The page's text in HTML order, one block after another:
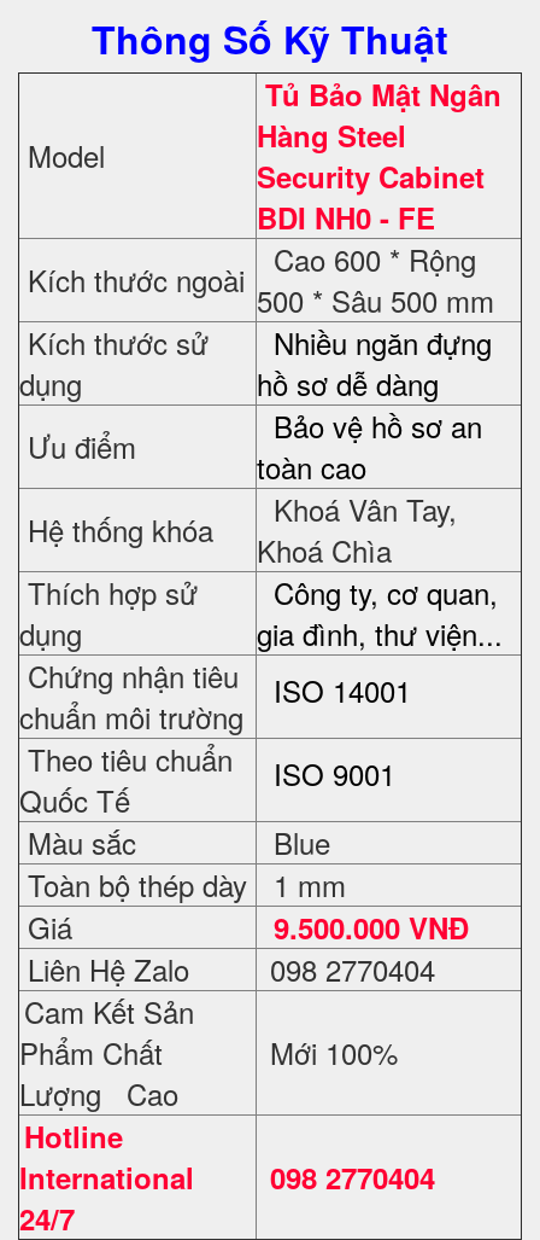
Thông Số Kỹ Thuật
Model
Tủ Bảo Mật Ngân
Hàng Steel
Security Cabinet
BDI NH0 - FE
Kích thước ngoài
Cao 600 * Rộng
500 * Sâu 500 mm
Kích thước sử
dụng
Nhiều ngăn đựng
hồ sơ dễ dàng
Ưu điểm
Bảo vệ hồ sơ an
toàn cao
Hệ thống khóa
Khoá Vân Tay,
Khoá Chìa
Thích hợp sử
dụng
Công ty, cơ quan,
gia đình, thư viện...
Chứng nhận tiêu
chuẩn môi trường
ISO 14001
Theo tiêu chuẩn
Quốc Tế
ISO 9001
Màu sắc
Blue
Toàn bộ thép dày
1 mm
Giá
9.500.000 VNĐ
Liên Hệ Zalo
098 2770404
Cam Kết Sản
Phẩm Chất
Lượng Cao
Mới 100%
Hotline
International
24/7
098 2770404